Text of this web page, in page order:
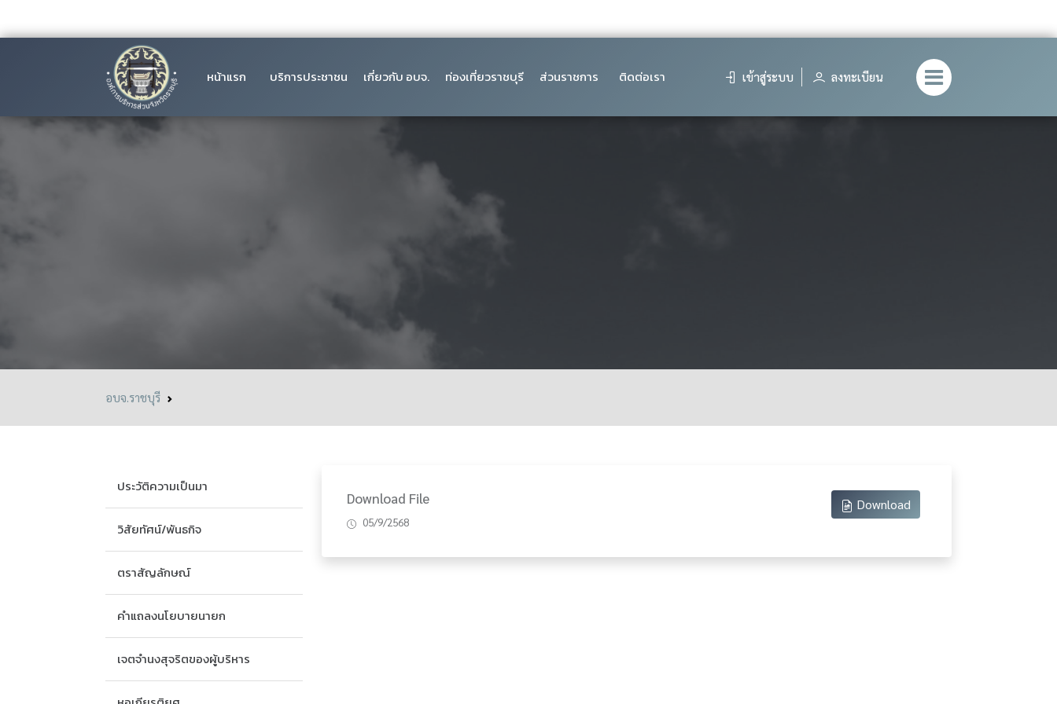
หน้าแรก บริการประชาชน เกี่ยวกับ อบจ. ท่องเที่ยวราชบุรี ส่วนราชการ ติดต่อเรา เข้าสู่ระบบ ลงทะเบียน
อบจ.ราชบุรี
ประวัติความเป็นมา
วิสัยทัศน์/พันธกิจ
ตราสัญลักษณ์
คำแถลงนโยบายนายก
เจตจำนงสุจริตของผู้บริหาร
Download File
05/9/2568
Download